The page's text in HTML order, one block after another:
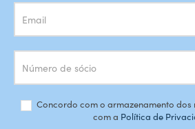
Concordo com o armazenamento
com a Política de